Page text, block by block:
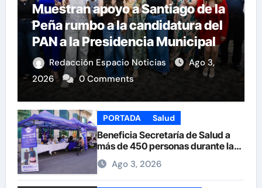
Muestran apoyo a Santiago de la
Peña rumbo a la candidatura del
PAN a la Presidencia Municipal
Redacción Espacio Noticias
Ago 3,
2026
0 Comments
PORTADA Salud
Beneficia Secretaría de Salud a
más de 450 personas durante la
Feria de la Salud en la Plaza de
ArmasAgo 3, 2026